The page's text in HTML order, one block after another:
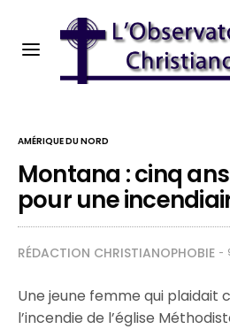
AMÉRIQUE DU NORD
Montana : cinq
pour une
RÉDACTION CHRISTIANOPHOBIE
Une jeune femme qui plaidait
l’incendie de l’église